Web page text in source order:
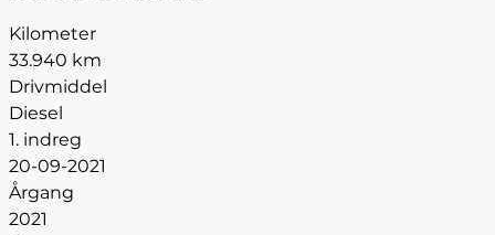
Kilometer
33.940 km
Drivmiddel
Diesel
1. indreg
20-09-2021
Årgang
2021